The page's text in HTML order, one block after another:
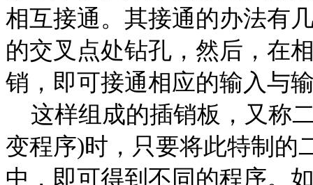
相互接通。其接通的办法有
的交叉点处钻孔，然后，在
销，即可接通相应的输入与
这样组成的插销板，又称
变程序)时，只要将此特制的
中，即可得到不同的程序。